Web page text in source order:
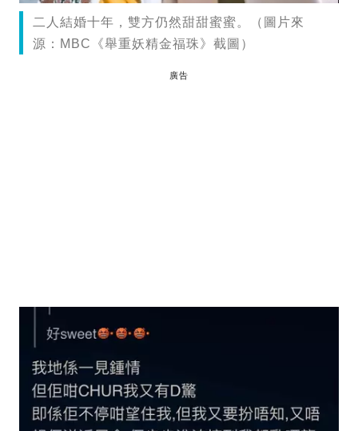
二人結婚十年，雙方仍然甜甜蜜蜜。（圖片來
源：MBC《舉重妖精金福珠》截圖）
廣告